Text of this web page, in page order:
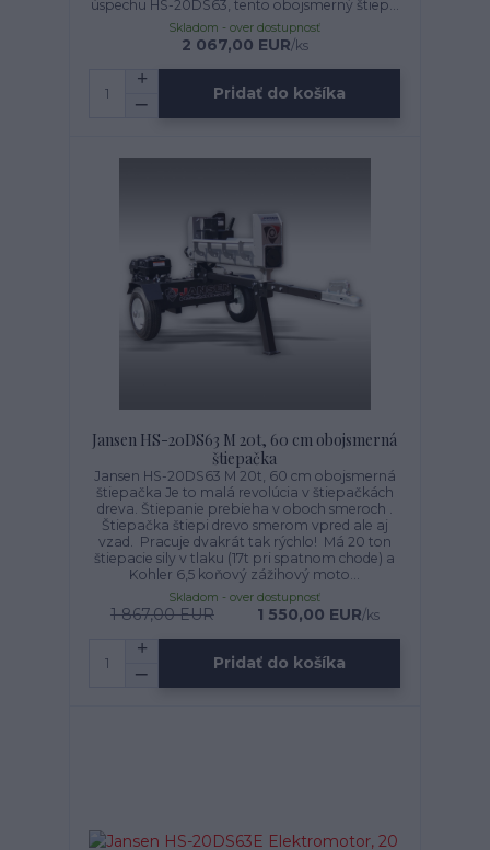
úspechu HS-20DS63, tento obojsmerný štiep...
2 067,00 EUR/ks
Skladom - over dostupnosť
Pridať do košíka
Jansen HS-20DS63 M 20t, 60 cm obojsmerná
štiepačka
Jansen HS-20DS63 M 20t, 60 cm obojsmerná
štiepačka Je to malá revolúcia v štiepačkách
dreva. Štiepanie prebieha v oboch smeroch .
Štiepačka štiepi drevo smerom vpred ale aj
vzad. Pracuje dvakrát tak rýchlo! Má 20 ton
štiepacie sily v tlaku (17t pri spatnom chode) a
Kohler 6,5 koňový zážihový moto...
1 867,00 EUR 1 550,00 EUR/ks
Skladom - over dostupnosť
Pridať do košíka